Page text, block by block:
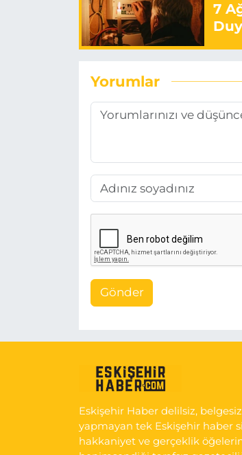
7
Yorumlar
Gönder
Eskişehir Haber delilsiz,
yapmayan tek Eskişehir haber
hakkaniyet ve gerçeklik